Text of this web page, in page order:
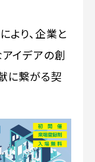
より、企業と
イデアの創
に繋がる契